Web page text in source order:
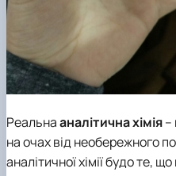
Реальнааналітична хімія–
на очах від необережного
аналітичної хімії будо те,